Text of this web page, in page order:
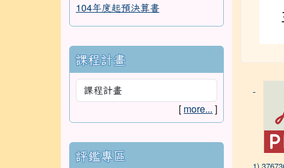
104年度起預決算書
課程計畫
[ more... ]
評鑑專區